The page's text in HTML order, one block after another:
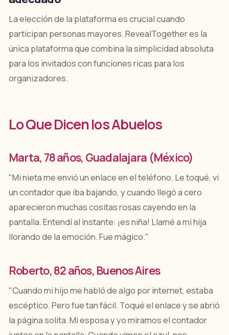
La elección de la plataforma es crucial cuando
participan personas mayores. RevealTogether es la
única plataforma que combina la simplicidad absoluta
para los invitados con funciones ricas para los
organizadores.
Lo Que Dicen los Abuelos
Marta, 78 años, Guadalajara (México)
"Mi nieta me envió un enlace en el teléfono. Le toqué, vi
un contador que iba bajando, y cuando llegó a cero
aparecieron muchas cositas rosas cayendo en la
pantalla. Entendí al instante: ¡es niña! Llamé a mi hija
llorando de la emoción. Fue mágico."
Roberto, 82 años, Buenos Aires
"Cuando mi hijo me habló de algo por internet, estaba
escéptico. Pero fue tan fácil. Toqué el enlace y se abrió
la página solita. Mi esposa y yo miramos el contador